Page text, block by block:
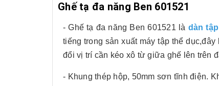
Ghế tạ đa năng Ben 601521
- Ghế tạ đa năng Ben 601521 là dàn
tiếng trong sản xuất máy tập thể
đổi vị trí cần kéo xô từ giữa ghế lên trên
- Khung thép hộp, 50mm sơn tĩnh điện.